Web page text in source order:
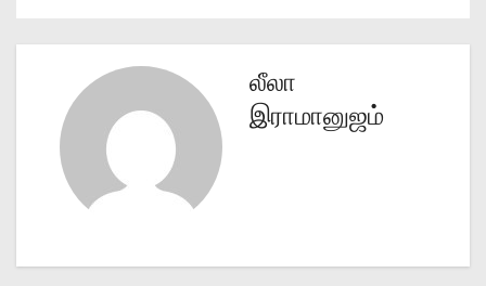
லீலா
இராமானுஜம்